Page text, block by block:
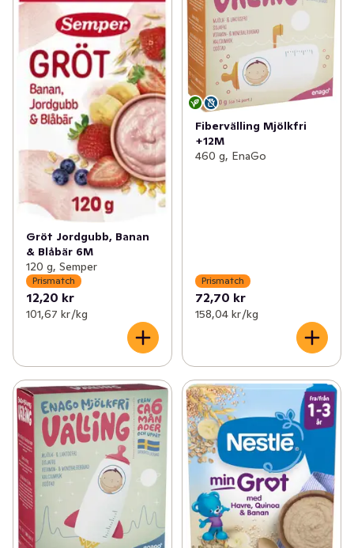
Gröt Jordgubb, Banan
& Blåbär 6M
120 g, Semper
Prismatch
12,20 kr
101,67 kr /kg
Fibervälling Mjölkfri
+12M
460 g, EnaGo
Prismatch
72,70 kr
158,04 kr /kg